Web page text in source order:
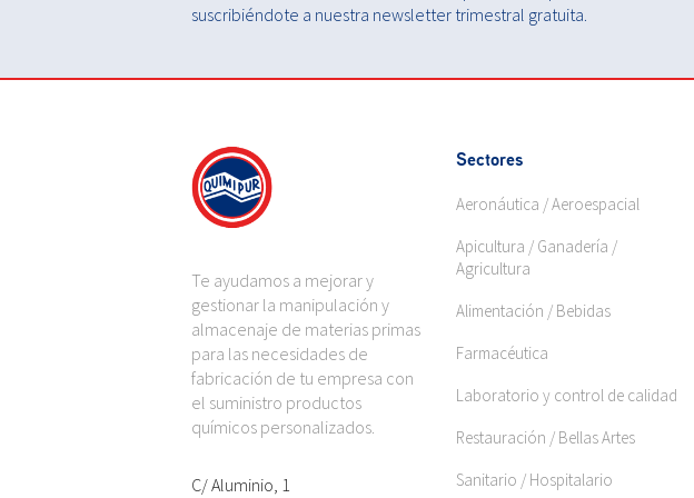
suscribiéndote a nuestra newsletter trimestral gratuita.
Te ayudamos a mejorar y
gestionar la manipulación y
almacenaje de materias primas
para las necesidades de
fabricación de tu empresa con
el suministro productos
químicos personalizados.
C/ Aluminio, 1
Sectores
Aeronáutica / Aeroespacial
Apicultura / Ganadería /
Agricultura
Alimentación / Bebidas
Farmacéutica
Laboratorio y control de calidad
Restauración / Bellas Artes
Sanitario / Hospitalario